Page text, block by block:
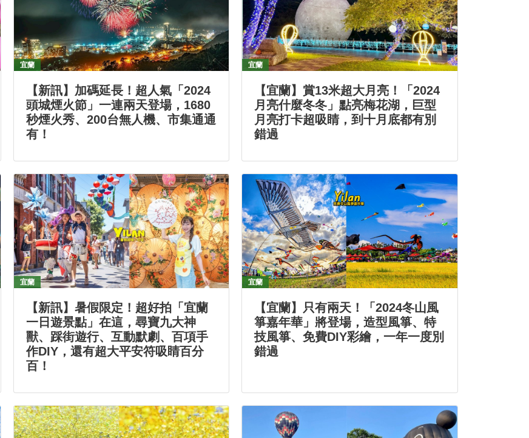
宜蘭
【新訊】加碼延長！超人氣「2024
頭城煙火節」一連兩天登場，1680
秒煙火秀、200台無人機、市集通通
有！
宜蘭
【宜蘭】賞13米超大月亮！「2024
月亮什麼冬冬」點亮梅花湖，巨型
月亮打卡超吸睛，到十月底都有別
錯過
宜蘭
【新訊】暑假限定！超好拍「宜蘭
一日遊景點」在這，尋寶九大神
獸、踩街遊行、互動默劇、百項手
作DIY，還有超大平安符吸睛百分
百！
宜蘭
【宜蘭】只有兩天！「2024冬山風
箏嘉年華」將登場，造型風箏、特
技風箏、免費DIY彩繪，一年一度別
錯過